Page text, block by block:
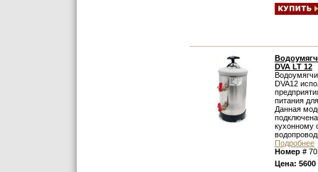
DVA LT 12
DVA12
питания
Данная
кухонному
Подробнее
Номер #
Цена: 5600